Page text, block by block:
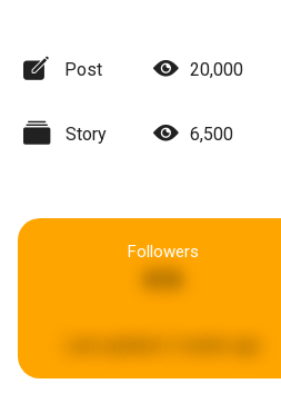
Post 20,000
Story 6,500
Followers